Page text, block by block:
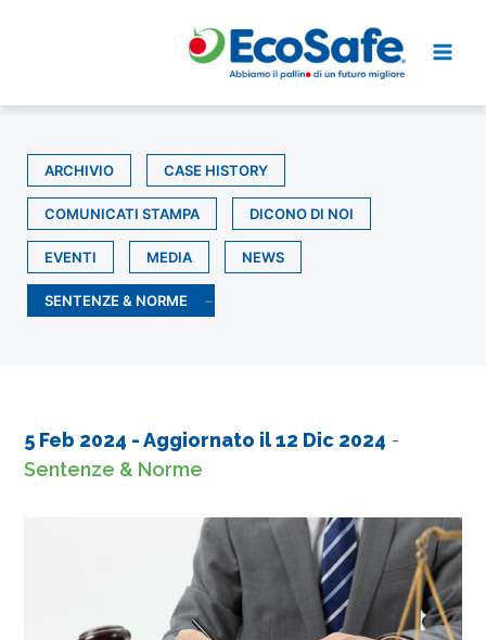
ARCHIVIO CASE HISTORY
COMUNICATI STAMPA DICONO DI NOI
EVENTI MEDIA NEWS
SENTENZE & NORME
5 Feb 2024 - Aggiornato il12 Dic 2024 -
Sentenze & Norme